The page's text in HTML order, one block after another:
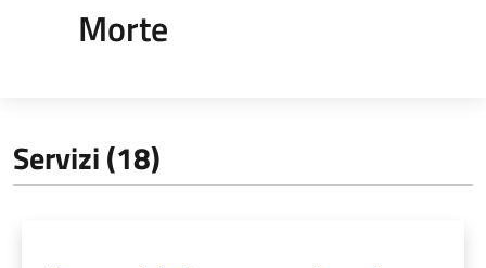
Morte
Servizi (18)